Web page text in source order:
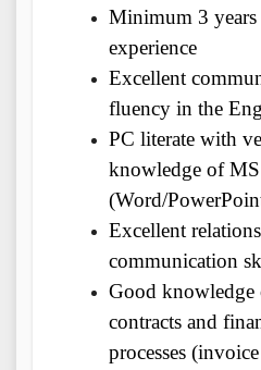
Minimum 3
experience
Excellent
fluency in the
PC literate with
knowledge of
(Word/
Excellent
communication
Good knowledge
contracts and
processes